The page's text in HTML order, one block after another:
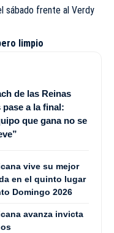
sábado frente al Verdy
limpio
de las Reinas
pase a la final:
que gana no se
vive su mejor
en el quinto lugar
Domingo 2026
avanza invicta